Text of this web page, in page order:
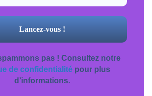
pas ! Consultez notre
de confidentialitépour plus
d’informations.